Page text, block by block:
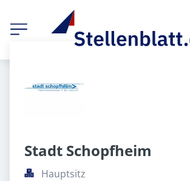
Stadt Schopfheim
Hauptsitz